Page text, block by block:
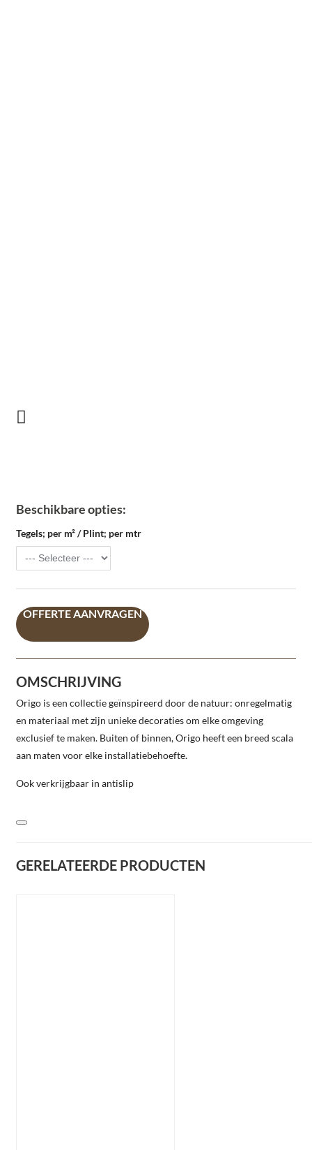
Beschikbare opties:
Tegels; per m² / Plint; per mtr
OFFERTE AANVRAGEN
OMSCHRIJVING
Origo is een collectie geïnspireerd door de natuur: onregelmatig
en materiaal met zijn unieke decoraties om elke omgeving
exclusief te maken. Buiten of binnen, Origo heeft een breed scala
aan maten voor elke installatiebehoefte.
Ook verkrijgbaar in antislip
GERELATEERDE PRODUCTEN